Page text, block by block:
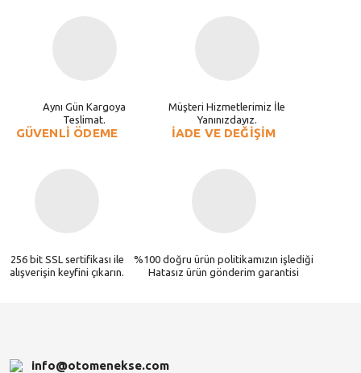
Aynı Gün Kargoya
Teslimat.
Müşteri Hizmetlerimiz İle
Yanınızdayız.
GÜVENLİ ÖDEME
256 bit SSL sertifikası ile
alışverişin keyfini çıkarın.
İADE VE DEĞİŞİM
%100 doğru ürün politikamızın işlediği
Hatasız ürün gönderim garantisi
info@otomenekse.com